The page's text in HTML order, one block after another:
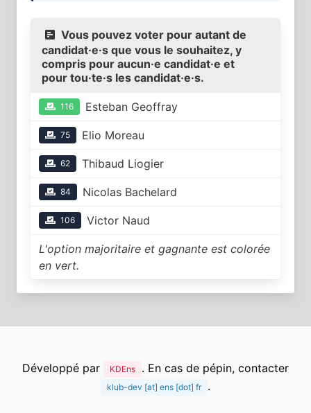
Vous pouvez voter pour autant de
candidat·e·s que vous le souhaitez, y
compris pour aucun·e candidat·e et
pour tou·te·s les candidat·e·s.
116 Esteban Geoffray
75 Elio Moreau
62 Thibaud Liogier
84 Nicolas Bachelard
106 Victor Naud
L'option majoritaire et gagnante est colorée
en vert.
Développé par KDEns . En cas de pépin, contacter
klub-dev [at] ens [dot] fr .